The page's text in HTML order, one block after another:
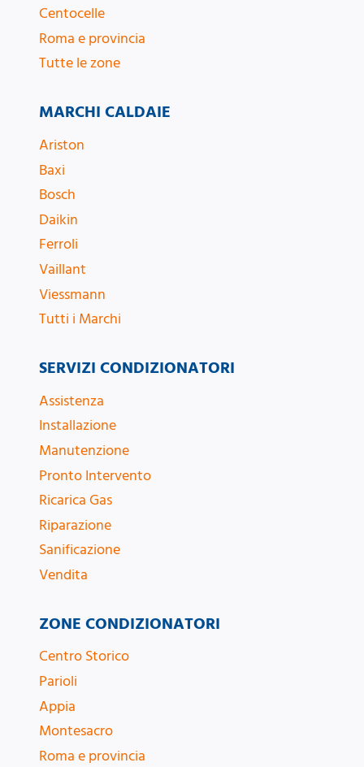
Centocelle
Roma e provincia
Tutte le zone
MARCHI CALDAIE
Ariston
Baxi
Bosch
Daikin
Ferroli
Vaillant
Viessmann
Tutti i Marchi
ZONE CONDIZIONATORI
Centro Storico
Parioli
Appia
Montesacro
Roma e provincia
SERVIZI CONDIZIONATORI
Assistenza
Installazione
Manutenzione
Pronto Intervento
Ricarica Gas
Riparazione
Sanificazione
Vendita